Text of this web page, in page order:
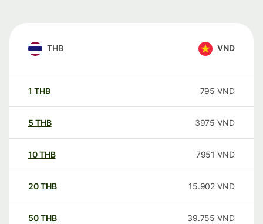
THB VND
1 THB 795 VND
5 THB 3975 VND
10THB 7951 VND
20THB 15.902 VND
50THB 39.755 VND